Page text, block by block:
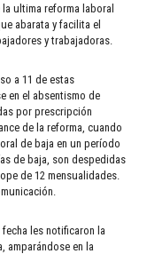
ultima reforma laboral
abarata y facilita el
y trabajadoras.
a 11 de estas
en el absentismo de
por prescripción
de la reforma, cuando
de baja en un período
de baja, son despedidas
de 12 mensualidades.
fecha les notificaron la
amparándose en la